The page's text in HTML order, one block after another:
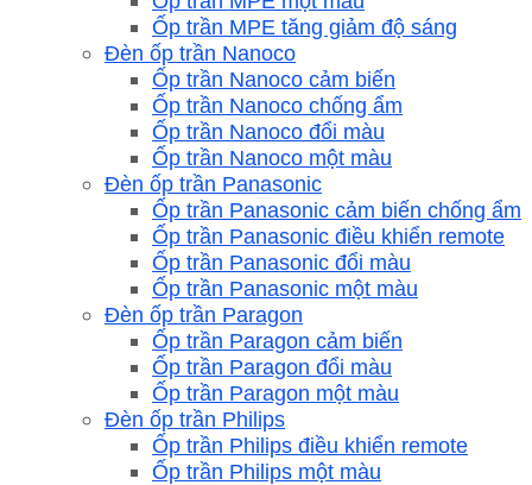
Ốp trần MPE tăng giảm độ sáng
Đèn ốp trần Nanoco
Ốp trần Nanoco cảm biến
Ốp trần Nanoco chống ẩm
Ốp trần Nanoco đổi màu
Ốp trần Nanoco một màu
Đèn ốp trần Panasonic
Ốp trần Panasonic cảm biến chống ẩm
Ốp trần Panasonic điều khiển remote
Ốp trần Panasonic đổi màu
Ốp trần Panasonic một màu
Đèn ốp trần Paragon
Ốp trần Paragon cảm biến
Ốp trần Paragon đổi màu
Ốp trần Paragon một màu
Đèn ốp trần Philips
Ốp trần Philips điều khiển remote
Ốp trần Philips một màu